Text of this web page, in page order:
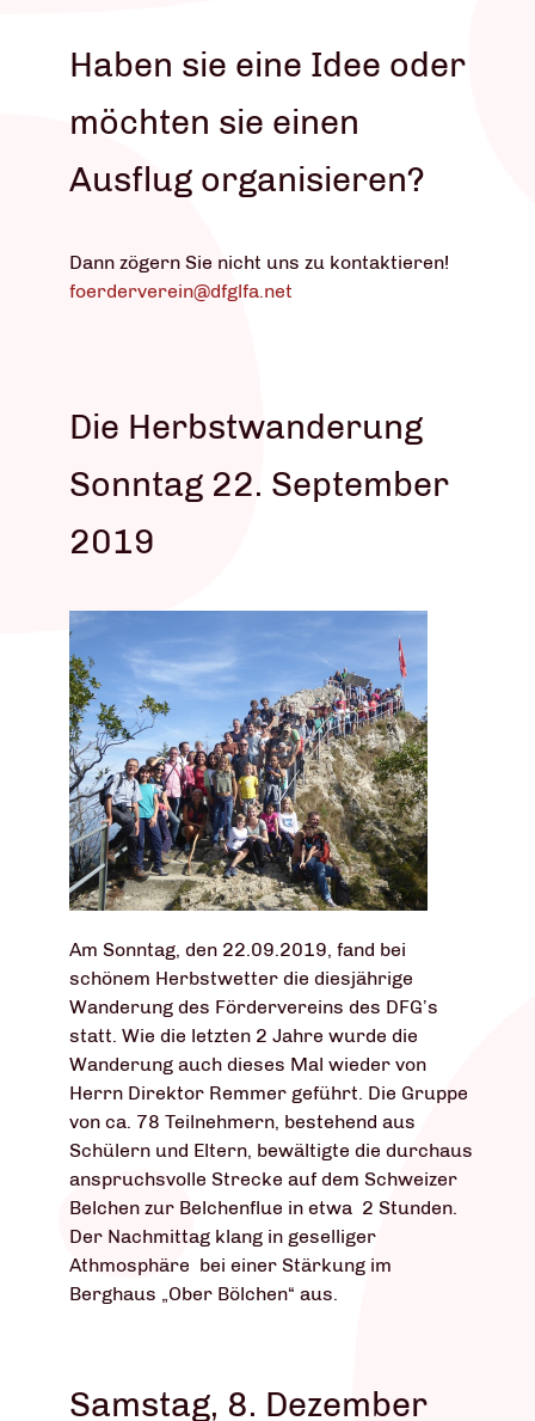
Haben sie eine Idee oder
möchten sie einen
Ausflug organisieren?
Dann zögern Sie nicht uns zu kontaktieren!
foerderverein@dfglfa.net
Die Herbstwanderung
Sonntag 22. September
2019
Am Sonntag, den 22.09.2019, fand bei
schönem Herbstwetter die diesjährige
Wanderung des Fördervereins des DFG’s
statt. Wie die letzten 2 Jahre wurde die
Wanderung auch dieses Mal wieder von
Herrn Direktor Remmer geführt. Die Gruppe
von ca. 78 Teilnehmern, bestehend aus
Schülern und Eltern, bewältigte die durchaus
anspruchsvolle Strecke auf dem Schweizer
Belchen zur Belchenflue in etwa 2 Stunden.
Der Nachmittag klang in geselliger
Athmosphäre bei einer Stärkung im
Berghaus „Ober Bölchen“ aus.
Samstag, 8. Dezember